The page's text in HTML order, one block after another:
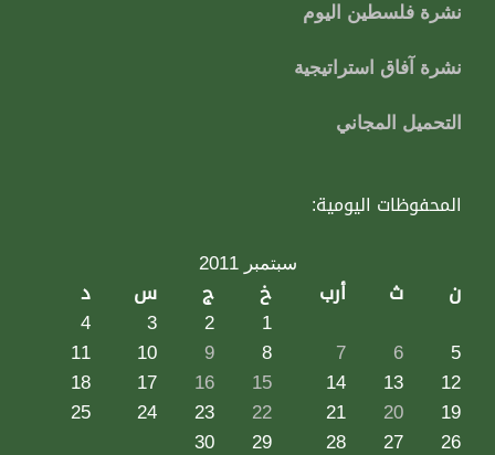
نشرة فلسطين اليوم
نشرة آفاق استراتيجية
التحميل المجاني
المحفوظات اليومية:
سبتمبر 2011
ن ث أرب خ ج س د
1
2
3
4
5
6
7
8
9
10
11
12
13
14
15
16
17
18
19
20
21
22
23
24
25
26
27
28
29
30